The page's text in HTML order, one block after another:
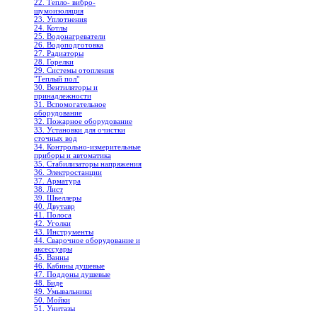
22. Тепло- вибро-
шумоизоляция
23. Уплотнения
24. Котлы
25. Водонагреватели
26. Водоподготовка
27. Радиаторы
28. Горелки
29. Системы отопления
"Теплый пол"
30. Вентиляторы и
принадлежности
31. Вспомогательное
оборудование
32. Пожарное оборудование
33. Установки для очистки
сточных вод
34. Контрольно-измерительные
приборы и автоматика
35. Стабилизаторы напряжения
36. Электростанции
37. Арматура
38. Лист
39. Швеллеры
40. Двутавр
41. Полоса
42. Уголки
43. Инструменты
44. Сварочное оборудование и
аксессуары
45. Ванны
46. Кабины душевые
47. Поддоны душевые
48. Биде
49. Умывальники
50. Мойки
51. Унитазы